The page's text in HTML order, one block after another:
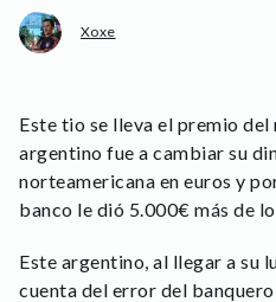
Xoxe
Este tio se lleva el premio del
argentino fue a cambiar su
norteamericana en euros y
banco le dió 5.000€ más de
Este argentino, al llegar a su
cuenta del error del